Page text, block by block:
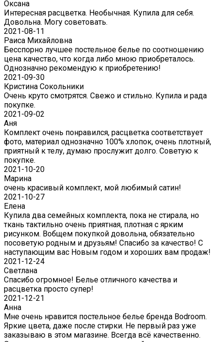
Оксана
Интересная расцветка. Необычная. Купила для себя.
Довольна. Могу советовать.
2021-08-11
Раиса Михайловна
Бесспорно лучшее постельное белье по соотношению
цена качество, что когда либо мною приобреталось.
Однозначно рекомендую к приобретению!
2021-09-30
Кристина Сокольники
Очень круто смотрятся. Свежо и стильно. Купила и рада
покупке.
2021-09-02
Аня
Комплект очень понравился, расцветка соответствует
фото, материал однозначно 100% хлопок, очень плотный,
приятный к телу, думаю прослужит долго. Советую к
покупке.
2021-10-20
Марина
очень красивый комплект, мой любимый сатин!
2021-10-27
Елена
Купила два семейных комплекта, пока не стирала, но
ткань тактильно очень приятная, плотная с ярким
рисунком. Вобщем покупкой довольна, обязательно
посоветую родным и друзьям! Спасибо за качество! С
наступающим вас Новым годом и хороших вам продаж!
2021-12-24
Светлана
Спасибо огромное! Белье отличного качества и
расцветка просто супер!
2021-12-21
Анна
Мне очень нравится постельное белье бренда Bodroom.
Яркие цвета, даже после стирки. Не первый раз уже
заказываю в этом магазине. Всегда всё качественно.